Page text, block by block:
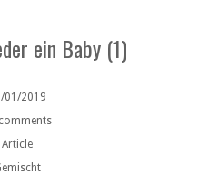
ein Baby (1)
01/2019
Article